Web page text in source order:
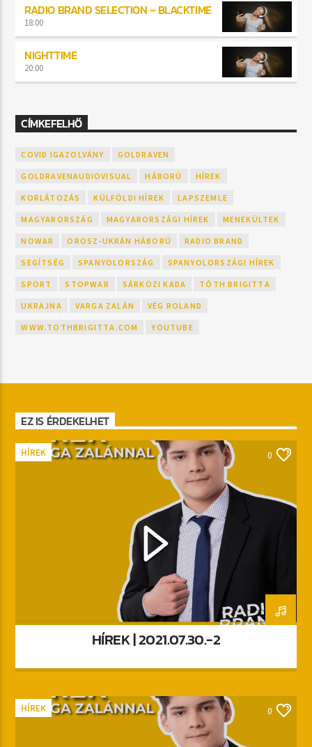
RADIO BRAND SELECTION – BLACKTIME
18:00
NIGHTTIME
20:00
CÍMKEFELHŐ
COVID IGAZOLVÁNY GOLDRAVEN
GOLDRAVENAUDIOVISUAL HÁBORÚ HÍREK
KORLÁTOZÁS KÜLFÖLDI HÍREK LAPSZEMLE
MAGYARORSZÁG MAGYARORSZÁGI HÍREK MENEKÜLTEK
NOWAR OROSZ-UKRÁN HÁBORÚ RADIO BRAND
SEGÍTSÉG SPANYOLORSZÁG SPANYOLORSZÁGI HÍREK
SPORT STOPWAR SÁRKÖZI KADA TÓTH BRIGITTA
UKRAJNA VARGA ZALÁN VÉG ROLAND
WWW.TOTHBRIGITTA.COM YOUTUBE
EZ IS ÉRDEKELHET
HÍREK 0
HÍREK | 2021.07.30.-2
HÍREK 0